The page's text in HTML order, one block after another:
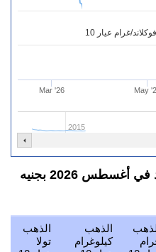
غرام عيار 10
Mar '26 May
2015
أسعار الذهب في جزر فوكلاند في أغسطس 2026 بجنيه
الذهب
كيلوغرام
الذهب
تولا